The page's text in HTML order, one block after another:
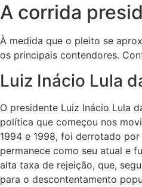
A corrida
À medida que o pleito se
os principais contendores.
Luiz Inácio Lula
O presidente Luiz Inácio Lula
política que começou nos
1994 e 1998, foi derrotado
permanece como seu atual e
alta taxa de rejeição, que,
para o descontentamento